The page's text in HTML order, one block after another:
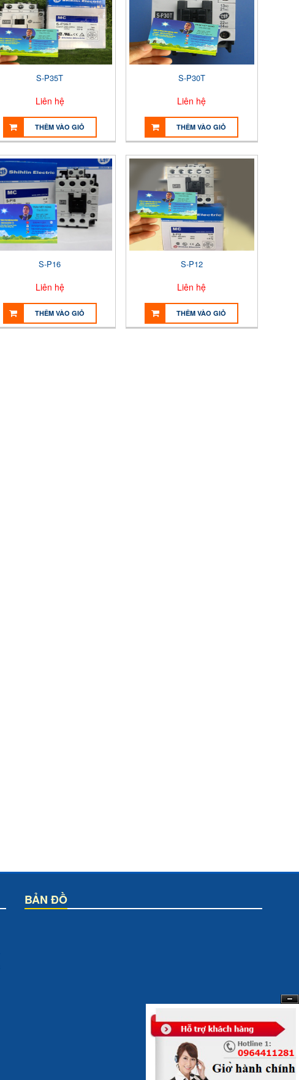
S-P35T
Liên hệ
THÊM VÀO GIỎ
S-P30T
Liên hệ
THÊM VÀO GIỎ
S-P16
Liên hệ
THÊM VÀO GIỎ
S-P12
Liên hệ
THÊM VÀO GIỎ
BẢN ĐỒ